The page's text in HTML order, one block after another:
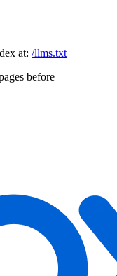
at: /llms.txt
before